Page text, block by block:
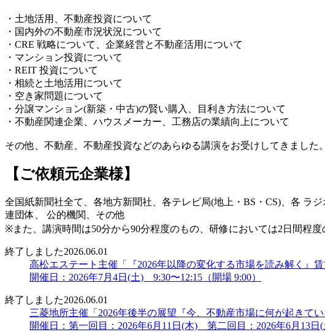
・土地活用、不動産投資について
・国内外の不動産市況状況について
・CRE 戦略について、企業経営と不動産活用について
・マンション投資について
・REIT 投資について
・相続と土地活用について
・空き家問題について
・分譲マンション(新築・中古)の賢い購入、目利き方法について
・不動産関連企業、ハウスメーカー、工務店の業績向上について
その他、不動産、不動産投資などのあらゆる講演をお受けしてきました。
【ご依頼元企業様】
全国紙新聞社全て、各地方新聞社、各テレビ局(地上・BS・CS)、各 ラ
連団体、 公的機関、その他
※また、講演時間は50分から90分程度のもの、研修においては2日間程
終了しました2026.06.01
高松エステート主催「『2026年以降の変化する市場を読み解く』
開催日：2026年7月4日(土) 9:30〜12:15（開場 9:00）
終了しました2026.06.01
三菱地所主催「2026年後半の展望『今、不動産市場に何が起きて
開催日：第一回目：2026年6月11日(木) 第二回目：2026年6月13日(